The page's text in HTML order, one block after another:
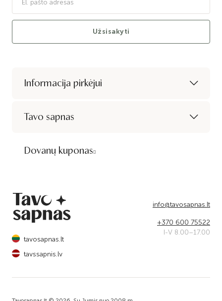
Užsisakyti
Informacija pirkėjui
Tavo sapnas
Dovanų kuponas
info@tavosapnas.lt
+370 600 75522
I-V 8.00–17.00
tavosapnas.lt
tavssapnis.lv